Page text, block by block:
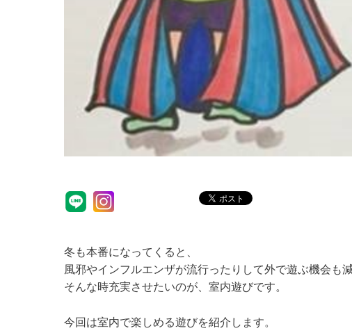
冬も本番になってくると、
風邪やインフルエンザが流行ったりして外で遊ぶ機会も
そんな時充実させたいのが、室内遊びです。
今回は室内で楽しめる遊びを紹介します。